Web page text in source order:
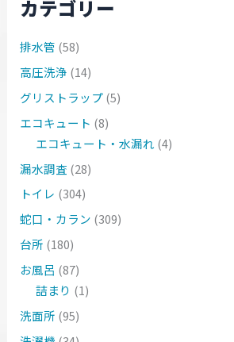
カテゴリー
排水管 (58)
高圧洗浄 (14)
グリストラップ(5)
エコキュート (8)
エコキュート・水漏れ (4)
漏水調査 (28)
トイレ (304)
蛇口・カラン (309)
台所 (180)
お風呂 (87)
詰まり (1)
洗面所 (95)